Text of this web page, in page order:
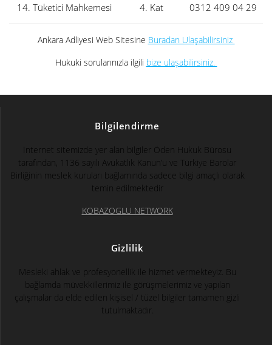
14. Tüketici Mahkemesi 4. Kat 0312 409 04 29
Ankara Adliyesi Web Sitesine Buradan Ulaşabilirsiniz
Hukuki sorularınızla ilgili bize ulaşabilirsiniz.
Bilgilendirme
İnternet sitemizde yer alan bilgiler Öden Hukuk Bürosu
tarafından, 1136 sayılı Avukatlık Kanun’u ve Türkiye Barolar
Birliğinin meslek kuruları bağlamında sadece bilgi amaçlı olarak
temin edilmektedir
KOBAZOGLU NETWORK
Gizlilik
Mesleki ahlak ve profesyonellik ile hizmet vermekteyiz. Bu
bağlamda müvekkillerimiz ile görüşmelerimiz ve yapılan
çalışmalar da elde edilen kişisel / tüzel bilgiler tamamen gizli
tutulmaktadır.